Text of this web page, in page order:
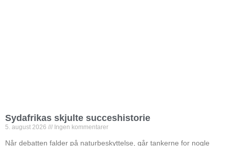
Sydafrikas skjulte succeshistorie
5. august 2026 Ingen kommentarer
Når debatten falder på naturbeskyttelse, går tankerne for nogle